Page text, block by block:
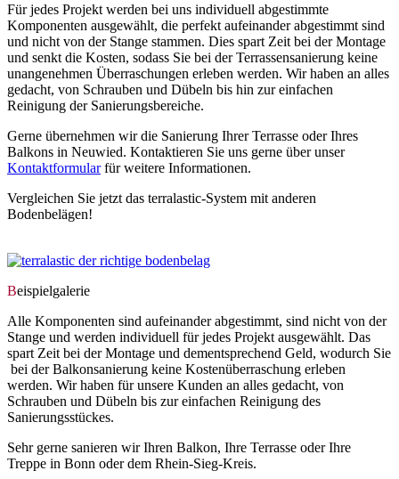
Für jedes Projekt werden bei uns individuell abgestimmte
Komponenten ausgewählt, die perfekt aufeinander abgestimmt sind
und nicht von der Stange stammen. Dies spart Zeit bei der Montage
und senkt die Kosten, sodass Sie bei der Terrassensanierung keine
unangenehmen Überraschungen erleben werden. Wir haben an alles
gedacht, von Schrauben und Dübeln bis hin zur einfachen
Reinigung der Sanierungsbereiche.
Gerne übernehmen wir die Sanierung Ihrer Terrasse oder Ihres
Balkons in Neuwied. Kontaktieren Sie uns gerne über unser
Kontaktformular für weitere Informationen.
Vergleichen Sie jetzt das terralastic-System mit anderen
Bodenbelägen!
Beispielgalerie
Alle Komponenten sind aufeinander abgestimmt, sind nicht von der
Stange und werden individuell für jedes Projekt ausgewählt. Das
spart Zeit bei der Montage und dementsprechend Geld, wodurch Sie
bei der Balkonsanierung keine Kostenüberraschung erleben
werden. Wir haben für unsere Kunden an alles gedacht, von
Schrauben und Dübeln bis zur einfachen Reinigung des
Sanierungsstückes.
Sehr gerne sanieren wir Ihren Balkon, Ihre Terrasse oder Ihre
Treppe in Bonn oder dem Rhein-Sieg-Kreis.